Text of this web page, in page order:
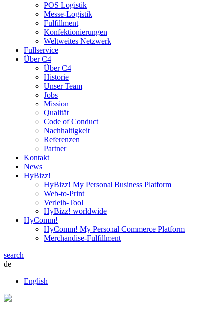
POS Logistik
Messe-Logistik
Fulfillment
Konfektionierungen
Weltweites Netzwerk
Fullservice
Über C4
Über C4
Historie
Unser Team
Jobs
Mission
Qualität
Code of Conduct
Nachhaltigkeit
Referenzen
Partner
Kontakt
News
HyBizz!
HyBizz! My Personal Business Platform
Web-to-Print
Verleih-Tool
HyBizz! worldwide
HyComm!
HyComm! My Personal Commerce Platform
Merchandise-Fulfillment
search
de
English